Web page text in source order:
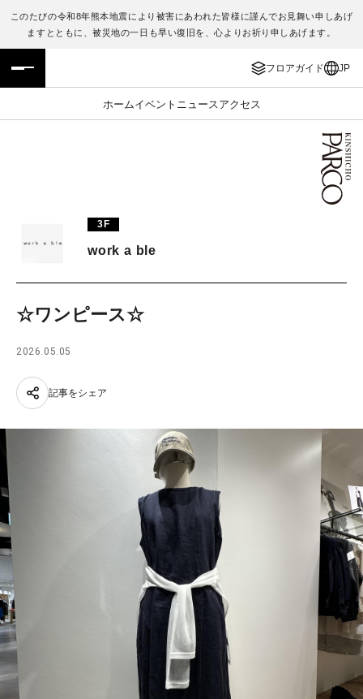
このたびの令和8年熊本地震により被害にあわれた皆様に謹んでお見舞い申しあげ
ますとともに、被災地の一日も早い復旧を、心よりお祈り申しあげます。
フロアガイド JP
ホームイベント ニュース アクセス
フロアガイド
施設案内・アクセス
TAX FREE
ENGLISH
繁体字
日本語
3F
work a ble
☆ワンピース☆
2026.05.05
記事をシェア